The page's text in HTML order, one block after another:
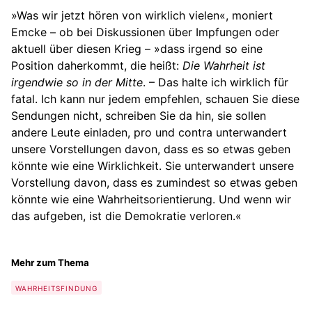
»Was wir jetzt hören von wirklich vielen«, moniert
Emcke – ob bei Diskussionen über Impfungen oder
aktuell über diesen Krieg – »dass irgend so eine
Position daherkommt, die heißt: Die Wahrheit ist
irgendwie so in der Mitte. – Das halte ich wirklich für
fatal. Ich kann nur jedem empfehlen, schauen Sie diese
Sendungen nicht, schreiben Sie da hin, sie sollen
andere Leute einladen, pro und contra unterwandert
unsere Vorstellungen davon, dass es so etwas geben
könnte wie eine Wirklichkeit. Sie unterwandert unsere
Vorstellung davon, dass es zumindest so etwas geben
könnte wie eine Wahrheitsorientierung. Und wenn wir
das aufgeben, ist die Demokratie verloren.«
Mehr zum Thema
WAHRHEITSFINDUNG